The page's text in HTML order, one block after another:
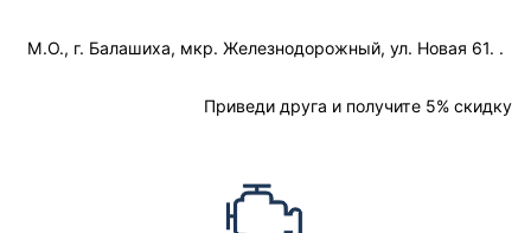
М.О., г. Балашиха, мкр. Железнодорожный, ул. Новая 61. .
Приведи друга и получите 5% скидку